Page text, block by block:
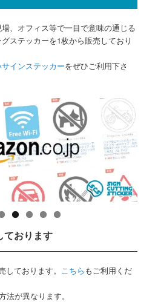
、オフィス等で一目で意味の通じる
ステッカーを1枚から販売しており
インステッカーをぜひご利用下さ
ております
ております。 こちら もご利用くだ
が異なります。